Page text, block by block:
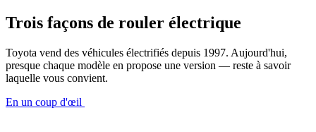
Trois façons de rouler électrique
Toyota vend des véhicules électrifiés depuis 1997. Aujourd'hui,
presque chaque modèle en propose une version — reste à savoir
laquelle vous convient.
En un coup d'œil